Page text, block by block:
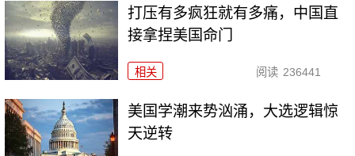
打压有多疯狂就有多痛，中国直
接拿捏美国命门
相关 阅读 236441
美国学潮来势汹涌，大选逻辑惊
天逆转